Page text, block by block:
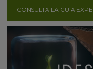
CONSULTA LA GUÍA